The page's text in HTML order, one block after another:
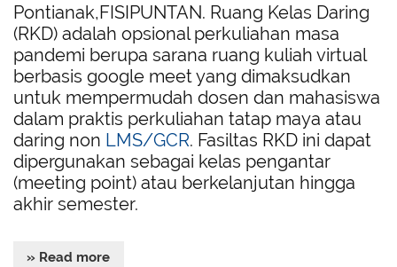
Pontianak,FISIPUNTAN. Ruang Kelas Daring
(RKD) adalah opsional perkuliahan masa
pandemi berupa sarana ruang kuliah virtual
berbasis google meet yang dimaksudkan
untuk mempermudah dosen dan mahasiswa
dalam praktis perkuliahan tatap maya atau
daring non LMS/GCR. Fasiltas RKD ini dapat
dipergunakan sebagai kelas pengantar
(meeting point) atau berkelanjutan hingga
akhir semester.
» Read more